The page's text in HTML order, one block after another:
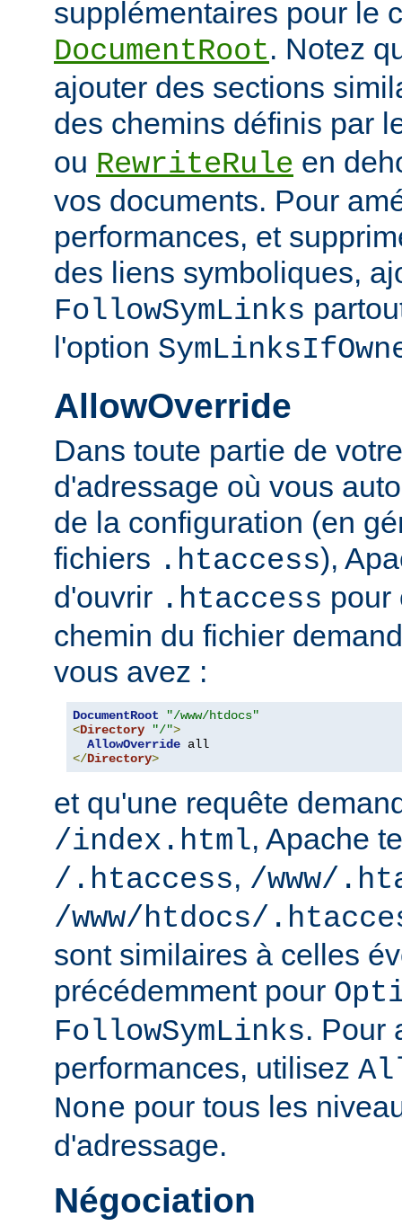
supplémentaires pour le
DocumentRoot. Notez
ajouter des sections
des chemins définis par
ou RewriteRule en
vos documents. Pour
performances, et
des liens symboliques,
FollowSymLinks
l'option
AllowOverride
Dans toute partie de
d'adressage où vous
de la configuration (en
fichiers .htaccess),
d'ouvrir .htaccess pour
chemin du fichier
vous avez :
DocumentRoot
"/www/htdocs"
<Directory "/">
AllowOverride
</Directory>
et qu'une requête
/index.html, Apache
/.htaccess, /www/
/www/htdocs/
sont similaires à celles
précédemment pour
FollowSymLinks. Pour
performances, utilisez
None pour tous les
d'adressage.
Négociation